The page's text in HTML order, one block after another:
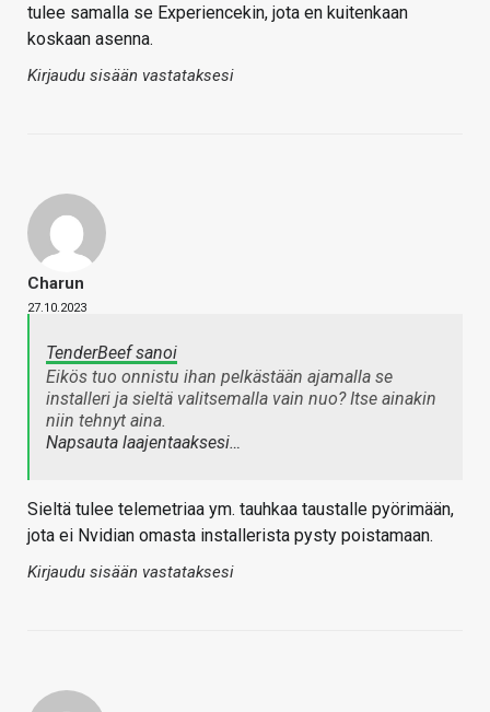
tulee samalla se Experiencekin, jota en kuitenkaan
koskaan asenna.
Kirjaudu sisään vastataksesi
Charun
27.10.2023
TenderBeef sanoi
Eikös tuo onnistu ihan pelkästään ajamalla se
installeri ja sieltä valitsemalla vain nuo? Itse ainakin
niin tehnyt aina.
Napsauta laajentaaksesi…
Sieltä tulee telemetriaa ym. tauhkaa taustalle pyörimään,
jota ei Nvidian omasta installerista pysty poistamaan.
Kirjaudu sisään vastataksesi